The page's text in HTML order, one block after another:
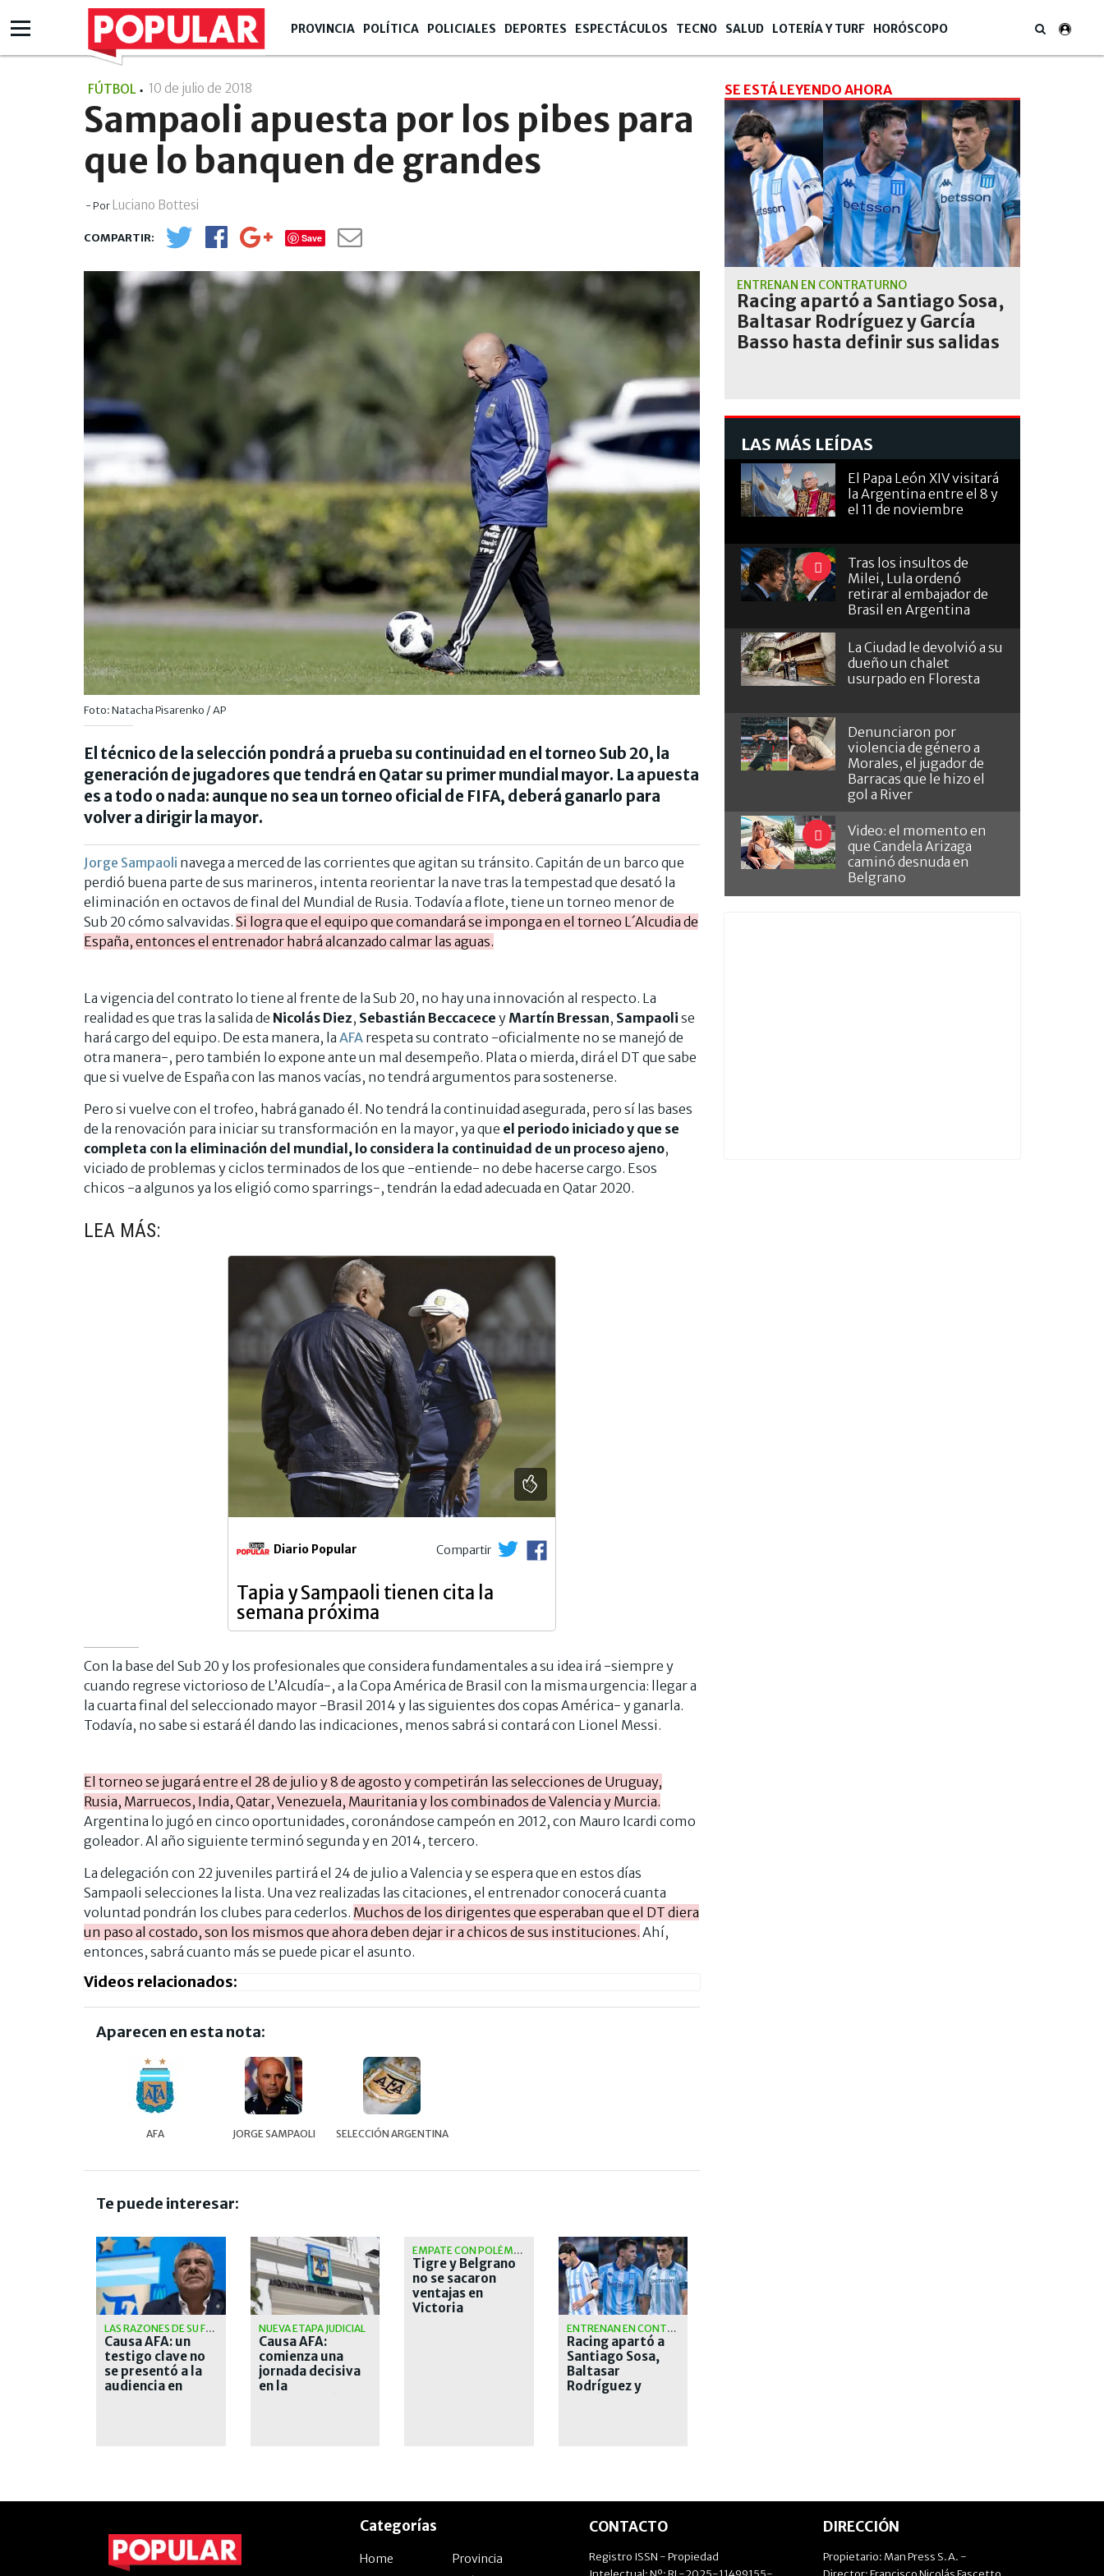
PROVINCIA POLÍTICA POLICIALES DEPORTES ESPECTÁCULOS TECNO SALUD LOTERÍA Y TURF HORÓSCOPO
FÚTBOL 10 de julio de 2018
Sampaoli apuesta por los pibes para
que lo banquen de grandes
- Por Luciano Bottesi
Save
Foto: Natacha Pisarenko / AP
El técnico de la selección pondrá a prueba su continuidad en el torneo Sub 20, la
generación de jugadores que tendrá en Qatar su primer mundial mayor. La apuesta
es a todo o nada: aunque no sea un torneo oficial de FIFA, deberá ganarlo para
volver a dirigir la mayor.
Jorge Sampaoli navega a merced de las corrientes que agitan su tránsito. Capitán de un barco que
perdió buena parte de sus marineros, intenta reorientar la nave tras la tempestad que desató la
eliminación en octavos de final del Mundial de Rusia. Todavía a flote, tiene un torneo menor de
Sub 20 cómo salvavidas. Si logra que el equipo que comandará se imponga en el torneo L´Alcudia de
España, entonces el entrenador habrá alcanzado calmar las aguas.
La vigencia del contrato lo tiene al frente de la Sub 20, no hay una innovación al respecto. La
realidad es que tras la salida de Nicolás Diez, Sebastián Beccacece y Martín Bressan, Sampaoli se
hará cargo del equipo. De esta manera, la AFA respeta su contrato -oficialmente no se manejó de
otra manera-, pero también lo expone ante un mal desempeño. Plata o mierda, dirá el DT que sabe
que si vuelve de España con las manos vacías, no tendrá argumentos para sostenerse.
Pero si vuelve con el trofeo, habrá ganado él. No tendrá la continuidad asegurada, pero sí las bases
de la renovación para iniciar su transformación en la mayor, ya que el periodo iniciado y que se
completa con la eliminación del mundial, lo considera la continuidad de un proceso ajeno,
viciado de problemas y ciclos terminados de los que -entiende- no debe hacerse cargo. Esos
chicos -a algunos ya los eligió como sparrings-, tendrán la edad adecuada en Qatar 2020.
LEA MÁS:
Diario Popular Compartir
Tapia y Sampaoli tienen cita la
semana próxima
Con la base del Sub 20 y los profesionales que considera fundamentales a su idea irá -siempre y
cuando regrese victorioso de L’Alcudía-, a la Copa América de Brasil con la misma urgencia: llegar a
la cuarta final del seleccionado mayor -Brasil 2014 y las siguientes dos copas América- y ganarla.
Todavía, no sabe si estará él dando las indicaciones, menos sabrá si contará con Lionel Messi.
El torneo se jugará entre el 28 de julio y 8 de agosto y competirán las selecciones de Uruguay,
Rusia, Marruecos, India, Qatar, Venezuela, Mauritania y los combinados de Valencia y Murcia.
Argentina lo jugó en cinco oportunidades, coronándose campeón en 2012, con Mauro Icardi como
goleador. Al año siguiente terminó segunda y en 2014, tercero.
La delegación con 22 juveniles partirá el 24 de julio a Valencia y se espera que en estos días
Sampaoli selecciones la lista. Una vez realizadas las citaciones, el entrenador conocerá cuanta
voluntad pondrán los clubes para cederlos. Muchos de los dirigentes que esperaban que el DT diera
un paso al costado, son los mismos que ahora deben dejar ir a chicos de sus instituciones. Ahí,
entonces, sabrá cuanto más se puede picar el asunto.
Videos relacionados:
Aparecen en esta nota:
AFA JORGE SAMPAOLI SELECCIÓN ARGENTINA
Te puede interesar:
LAS RAZONES DE SU FALTAZO
Causa AFA: un
testigo clave no
se presentó a la
audiencia en
NUEVA ETAPA JUDICIAL
Causa AFA:
comienza una
jornada decisiva
en la
EMPATE CON POLÉMICA
Tigre y Belgrano
no se sacaron
ventajas en
Victoria
ENTRENAN EN CONTRATURNO
Racing apartó a
Santiago Sosa,
Baltasar
Rodríguez y
SE ESTÁ LEYENDO AHORA
ENTRENAN EN CONTRATURNO
Racing apartó a Santiago Sosa,
Baltasar Rodríguez y García
Basso hasta definir sus salidas
LAS MÁS LEÍDAS
El Papa León XIV visitará
la Argentina entre el 8 y
el 11 de noviembre
Tras los insultos de
Milei, Lula ordenó
retirar al embajador de
Brasil en Argentina
La Ciudad le devolvió a su
dueño un chalet
usurpado en Floresta
Denunciaron por
violencia de género a
Morales, el jugador de
Barracas que le hizo el
gol a River
Video: el momento en
que Candela Arizaga
caminó desnuda en
Belgrano
Categorías
Home
Provincia
CONTACTO
Registro ISSN - Propiedad
DIRECCIÓN
Propietario: Man Press S.A. -